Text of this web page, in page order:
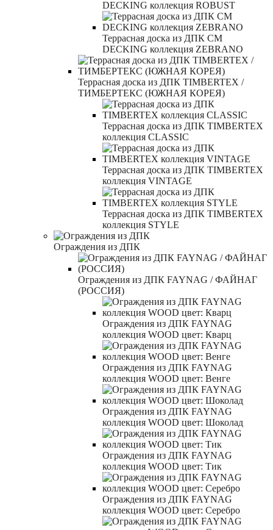
DECKING коллекция ROBUST
Террасная доска из ДПК CM
DECKING коллекция ZEBRANO
Террасная доска из ДПК TIMBERTEX /
ТИМБЕРТЕКС (ЮЖНАЯ КОРЕЯ)
Террасная доска из ДПК TIMBERTEX
коллекция CLASSIC
Террасная доска из ДПК TIMBERTEX
коллекция VINTAGE
Террасная доска из ДПК TIMBERTEX
коллекция STYLE
Ограждения из ДПК
Ограждения из ДПК FAYNAG / ФАЙНАГ
(РОССИЯ)
Ограждения из ДПК FAYNAG
коллекция WOOD цвет: Кварц
Ограждения из ДПК FAYNAG
коллекция WOOD цвет: Венге
Ограждения из ДПК FAYNAG
коллекция WOOD цвет: Шоколад
Ограждения из ДПК FAYNAG
коллекция WOOD цвет: Тик
Ограждения из ДПК FAYNAG
коллекция WOOD цвет: Серебро